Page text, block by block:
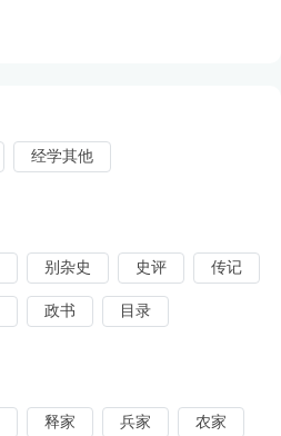
经学其他
别杂史 史评 传记
政书 目录
释家 兵家 农家